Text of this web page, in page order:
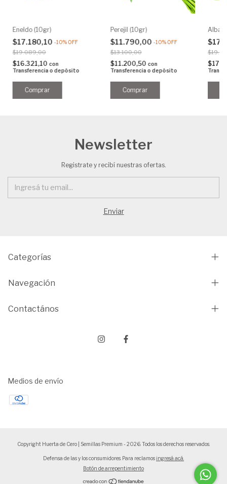
Eneldo (10gr)
$17.180,10 -10%OFF
$19.089,00
$16.321,10 con
Transferencia o depósito
Perejil (10gr)
$11.790,00 -10%OFF
$13.100,00
$11.200,50 con
Transferencia o depósito
Newsletter
Registrate y recibí nuestras ofertas.
Categorías
Navegación
Contactános
Medios de envío
Copyright Huerta de Cero | Semillas Premium - 2026. Todos los derechos reservados.
Defensa de las y los consumidores. Para reclamos ingresá acá.
Botón de arrepentimiento